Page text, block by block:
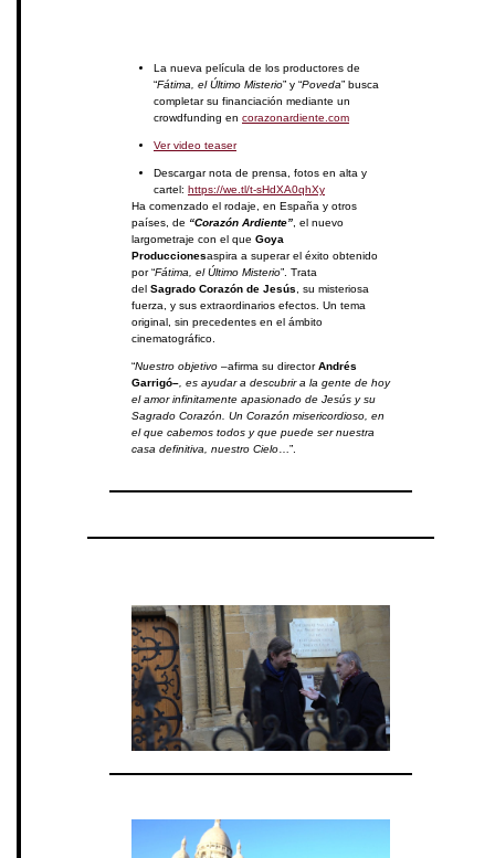
La nueva película de los productores de
“Fátima, el Último Misterio” y “Poveda” busca
completar su financiación mediante un
crowdfunding en corazonardiente.com
Ver video teaser
Descargar nota de prensa, fotos en alta y
cartel: https://we.tl/t-sHdXA0qhXy
Ha comenzado el rodaje, en España y otros
países, de “Corazón Ardiente”, el nuevo
largometraje con el que Goya
Produccionesaspira a superar el éxito obtenido
por “Fátima, el Último Misterio”. Trata
del Sagrado Corazón de Jesús, su misteriosa
fuerza, y sus extraordinarios efectos. Un tema
original, sin precedentes en el ámbito
cinematográfico.
“Nuestro objetivo –afirma su director Andrés
Garrigó–, es ayudar a descubrir a la gente de hoy
el amor infinitamente apasionado de Jesús y su
Sagrado Corazón. Un Corazón misericordioso, en
el que cabemos todos y que puede ser nuestra
casa definitiva, nuestro Cielo…”.